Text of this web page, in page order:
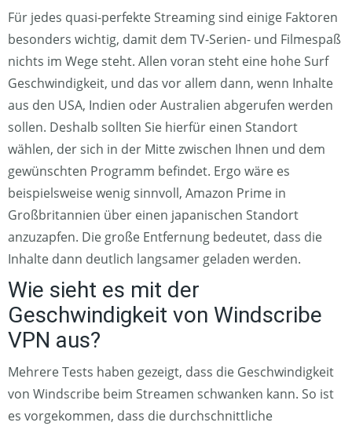
Für jedes quasi-perfekte Streaming sind einige Faktoren
besonders wichtig, damit dem TV-Serien- und Filmespaß
nichts im Wege steht. Allen voran steht eine hohe Surf
Geschwindigkeit, und das vor allem dann, wenn Inhalte
aus den USA, Indien oder Australien abgerufen werden
sollen. Deshalb sollten Sie hierfür einen Standort
wählen, der sich in der Mitte zwischen Ihnen und dem
gewünschten Programm befindet. Ergo wäre es
beispielsweise wenig sinnvoll, Amazon Prime in
Großbritannien über einen japanischen Standort
anzuzapfen. Die große Entfernung bedeutet, dass die
Inhalte dann deutlich langsamer geladen werden.
Wie sieht es mit der
Geschwindigkeit von Windscribe
VPN aus?
Mehrere Tests haben gezeigt, dass die Geschwindigkeit
von Windscribe beim Streamen schwanken kann. So ist
es vorgekommen, dass die durchschnittliche